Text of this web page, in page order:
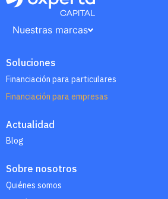
Nuestras marcas
Soluciones
Financiación para particulares
Financiación para empresas
Actualidad
Blog
Sobre nosotros
Quiénes somos